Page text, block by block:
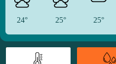
24° 25° 25°